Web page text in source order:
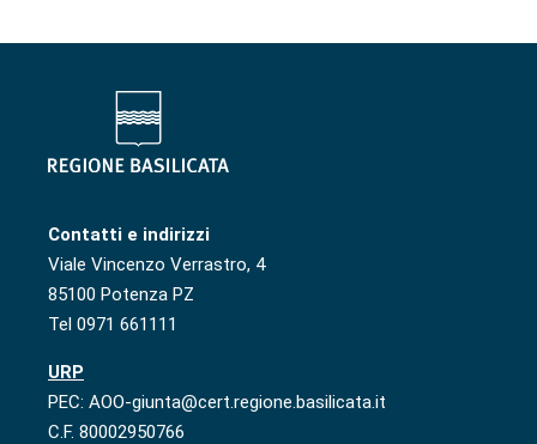
Contatti e indirizzi
Viale Vincenzo Verrastro, 4
85100 Potenza PZ
Tel 0971 661111
URP
PEC: AOO-giunta@cert.regione.basilicata.it
C.F. 80002950766